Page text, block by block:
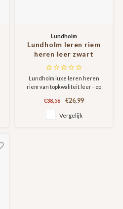
Lundholm
Lundholm leren riem
heren leer zwart
topkwaliteit - 115 cm
- op maat verstelbaar
- Scandinavisch design
- cadeau voor man
mannen cadeautjes tip
Lundholm luxe leren heren
riem van topkwaliteit leer - op
giftbox
€38,56 €26,99
Vergelijk